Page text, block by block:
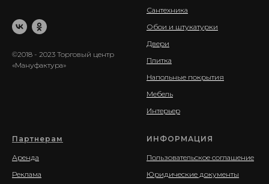
©2018 - 2023 Торговый центр
«Мануфактура»
Сантехника
Обои и штукатурки
Двери
Плитка
Напольные покрытия
Мебель
Интерьер
Партнерам
Аренда
Реклама
ИНФОРМАЦИЯ
Пользовательское соглашение
Юридические документы